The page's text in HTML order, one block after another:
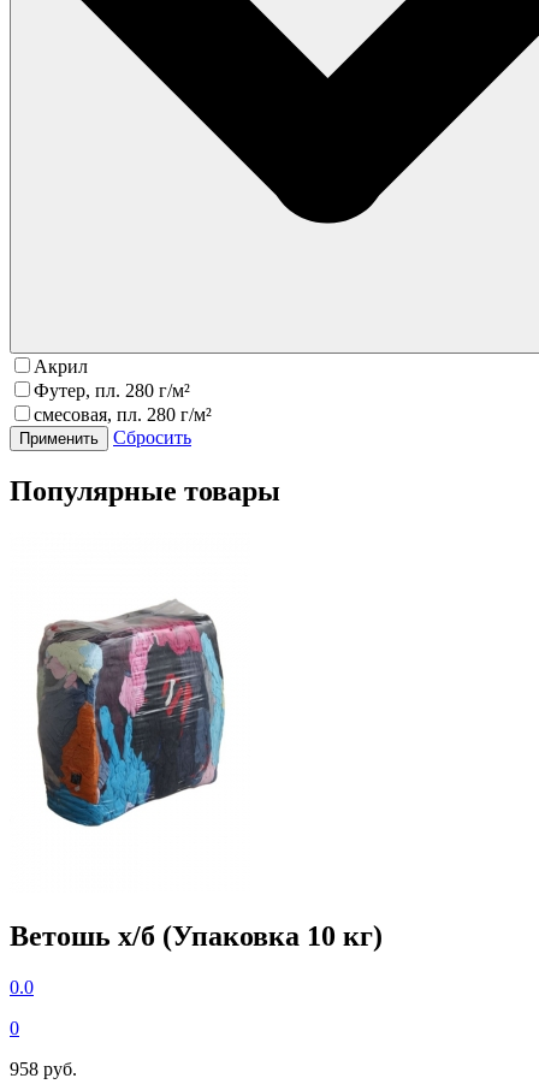
Акрил
Футер, пл. 280 г/м²
смесовая, пл. 280 г/м²
Сбросить
Популярные товары
Ветошь х/б (Упаковка 10 кг)
0.0
0
958 руб.